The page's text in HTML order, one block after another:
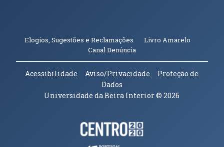
Elogios, Sugestões e Reclamações Livro Amarelo
Canal Denúncia(abre em nova janela)
Acessibilidade Aviso/Privacidade
Proteção de
Dados
Universidade da Beira Interior© 2026
Parceiros e Financiadores